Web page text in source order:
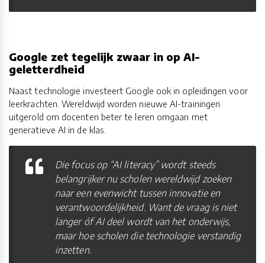
Google zet tegelijk zwaar in op AI-
geletterdheid
Naast technologie investeert Google ook in opleidingen voor
leerkrachten. Wereldwijd worden nieuwe AI-trainingen
uitgerold om docenten beter te leren omgaan met
generatieve AI in de klas.
Die focus op “AI literacy” wordt steeds
belangrijker nu scholen wereldwijd zoeken
naar een evenwicht tussen innovatie en
verantwoordelijkheid. Want de vraag is niet
langer óf AI deel wordt van het onderwijs,
maar hoe scholen die technologie verstandig
inzetten.